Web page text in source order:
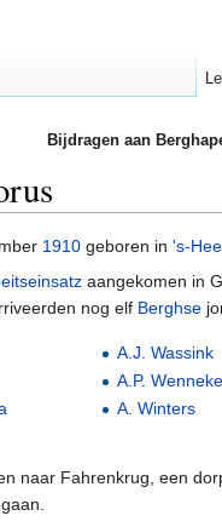
Bijdragen aan
1910 geboren in 's-
aangekomen in
nog elf Berghse
A.J. Wassink
A.P.
A. Winters
naar Fahrenkrug, een